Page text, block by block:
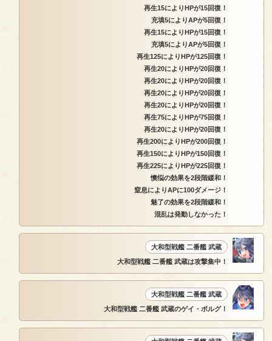
再生15によりHPが15回復！
充填5によりAPが5回復！
再生15によりHPが15回復！
充填5によりAPが5回復！
再生125によりHPが125回復！
再生20によりHPが20回復！
再生20によりHPが20回復！
再生20によりHPが20回復！
再生20によりHPが20回復！
再生75によりHPが75回復！
再生20によりHPが20回復！
再生200によりHPが200回復！
再生150によりHPが150回復！
再生225によりHPが225回復！
懊悩の効果を2段階緩和！
窒息によりAPに100ダメージ！
魅了の効果を2段階緩和！
混乱は発動しなかった！
大和型戦艦 二番艦 武蔵
大和型戦艦 二番艦 武蔵は攻撃集中！
大和型戦艦 二番艦 武蔵
大和型戦艦 二番艦 武蔵のゲイ・ボルグ！